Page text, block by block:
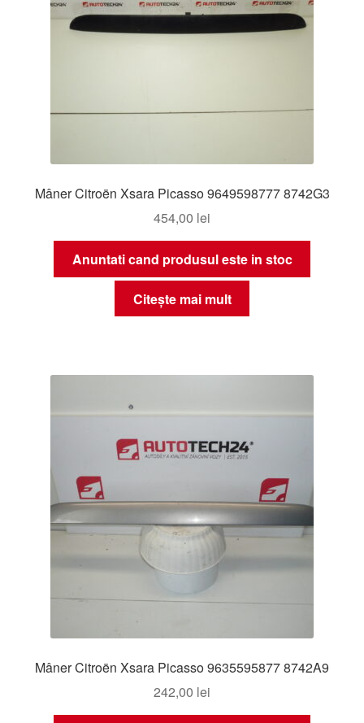
Mâner Citroën Xsara Picasso 9649598777 8742G3
454,00 lei
Anuntati cand produsul este in stoc
Citește mai mult
Mâner Citroën Xsara Picasso 9635595877 8742A9
242,00 lei